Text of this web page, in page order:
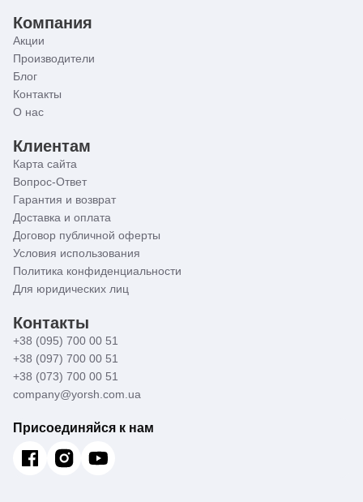
Компания
Акции
Производители
Блог
Контакты
О нас
Клиентам
Карта сайта
Вопрос-Ответ
Гарантия и возврат
Доставка и оплата
Договор публичной оферты
Условия использования
Политика конфиденциальности
Для юридических лиц
Контакты
+38 (095) 700 00 51
+38 (097) 700 00 51
+38 (073) 700 00 51
company@yorsh.com.ua
Присоединяйся к нам